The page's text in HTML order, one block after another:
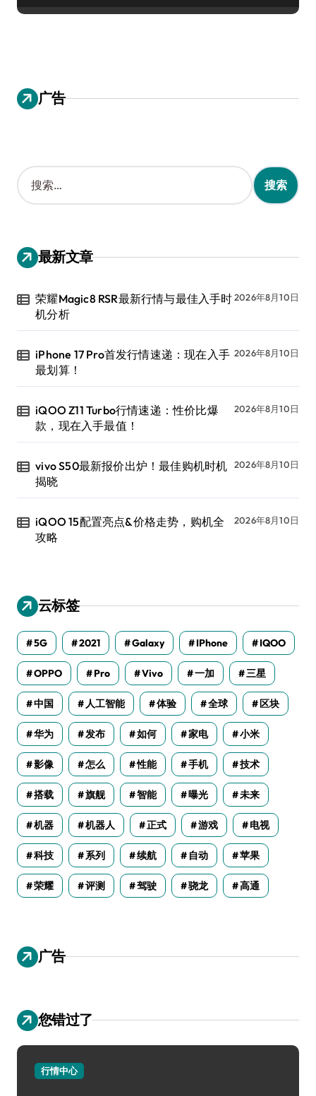
广告
搜
索
：
最新文章
荣耀Magic8 RSR最新行情与最佳入手时
机分析
2026年8月10日
iPhone 17 Pro首发行情速递：现在入手
最划算！
2026年8月10日
iQOO Z11 Turbo行情速递：性价比爆
款，现在入手最值！
2026年8月10日
vivo S50最新报价出炉！最佳购机时机
揭晓
2026年8月10日
iQOO 15配置亮点&价格走势，购机全
攻略
2026年8月10日
云标签
5G 2021 Galaxy IPhone IQOO
OPPO Pro Vivo 一加 三星
中国 人工智能 体验 全球 区块
华为 发布 如何 家电 小米
影像 怎么 性能 手机 技术
搭载 旗舰 智能 曝光 未来
机器 机器人 正式 游戏 电视
科技 系列 续航 自动 苹果
荣耀 评测 驾驶 骁龙 高通
广告
您错过了
行情中心